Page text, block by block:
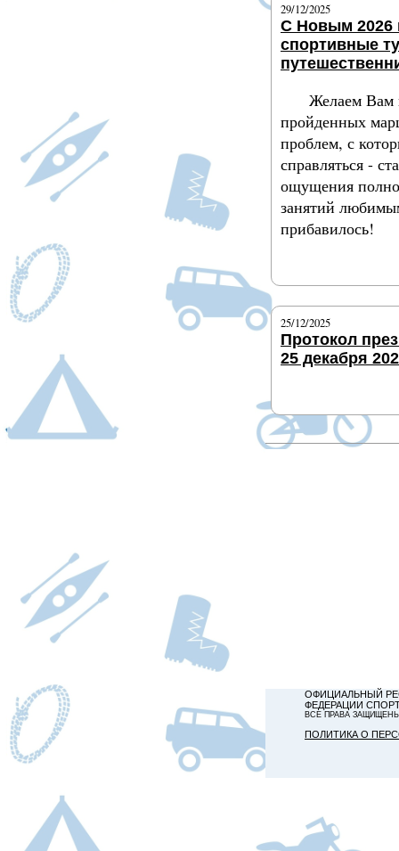
29/12/2025
С Новым 2026
спортивные
Желаем Вам
пройденных
проблем, с
справляться -
ощущения
занятий
прибавилось!
25/12/2025
Протокол
25 декабря
ОФИЦИАЛЬНЫЙ
ФЕДЕРАЦИИ
ВСЕ ПРАВА
ПОЛИТИКА О